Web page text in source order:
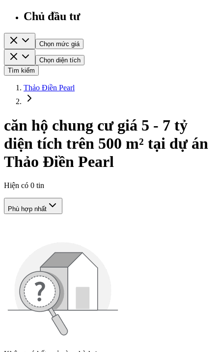
Chủ đầu tư
Chọn mức giá
Chọn diện tích
Tìm kiếm
Thảo Điền Pearl
căn hộ chung cư giá 5 - 7 tỷ
diện tích trên 500 m² tại dự án
Thảo Điền Pearl
Hiện có 0 tin
Phù hợp nhất